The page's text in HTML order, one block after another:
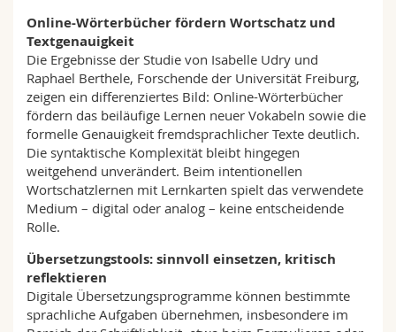
Online-Wörterbücher fördern Wortschatz und
Textgenauigkeit
Die Ergebnisse der Studie von Isabelle Udry und
Raphael Berthele, Forschende der Universität Freiburg,
zeigen ein differenziertes Bild: Online-Wörterbücher
fördern das beiläufige Lernen neuer Vokabeln sowie die
formelle Genauigkeit fremdsprachlicher Texte deutlich.
Die syntaktische Komplexität bleibt hingegen
weitgehend unverändert. Beim intentionellen
Wortschatzlernen mit Lernkarten spielt das verwendete
Medium – digital oder analog – keine entscheidende
Rolle.
Übersetzungstools: sinnvoll einsetzen, kritisch
reflektieren
Digitale Übersetzungsprogramme können bestimmte
sprachliche Aufgaben übernehmen, insbesondere im